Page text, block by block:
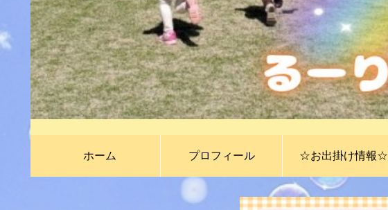
ホーム プロフィール ☆お出掛け情報☆